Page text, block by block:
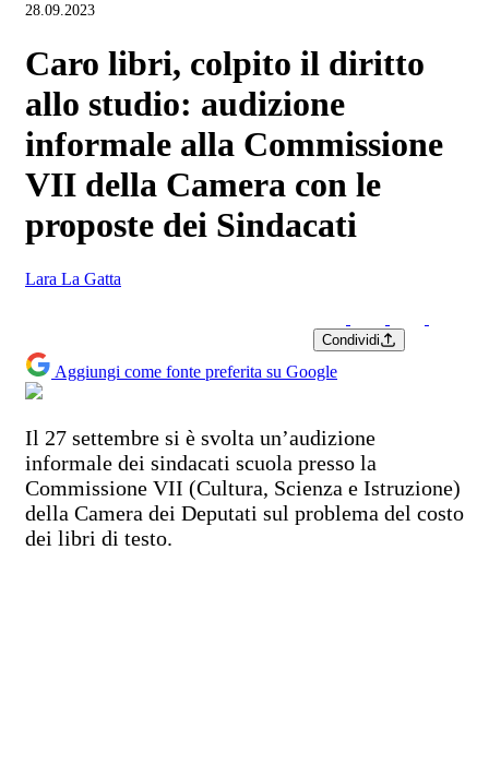
28.09.2023
Caro libri, colpito il diritto
allo studio: audizione
informale alla Commissione
VII della Camera con le
proposte dei Sindacati
Lara La Gatta
Condividi
Aggiungi come fonte preferita su Google
Il 27 settembre si è svolta un’audizione
informale dei sindacati scuola presso la
Commissione VII (Cultura, Scienza e Istruzione)
della Camera dei Deputati sul problema del costo
dei libri di testo.